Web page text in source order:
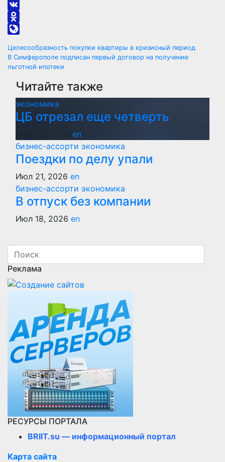
Telegram
VK
Odnoklassniki
Навигация
по
записям
Целесообразность покупки квартиры в кризисный период
В Симферополе подписан первый договор на получение
льготной ипотеки
Читайте также
экономика
ЦБ отрезал еще четверть
en
бизнес-ассорти экономика
Поездки по делу упали
Июл 21, 2026 en
бизнес-ассорти экономика
В отпуск без компании
Июл 18, 2026 en
Реклама
РЕСУРСЫ ПОРТАЛА
BRIIT.su — информационный портал
Карта сайта